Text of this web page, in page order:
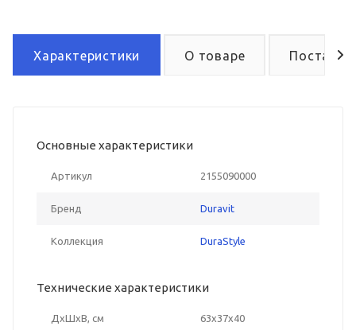
Характеристики О товаре Поставка
Основные характеристики
Артикул 2155090000
Бренд Duravit
Коллекция DuraStyle
Технические характеристики
ДxШxВ, см 63x37x40